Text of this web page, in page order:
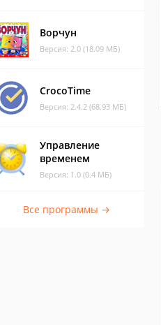
Ворчун
Версия: 2.0 (18.09 МБ)
CrocoTime
Версия: 2.4.2 (68.93 МБ)
Управление
временем
Версия: 1.0 (0.4 МБ)
Все программы →